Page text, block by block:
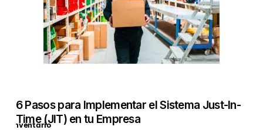
Inventario
6 Pasos para Implementar el Sistema Just-In-
Time (JIT) en tu Empresa